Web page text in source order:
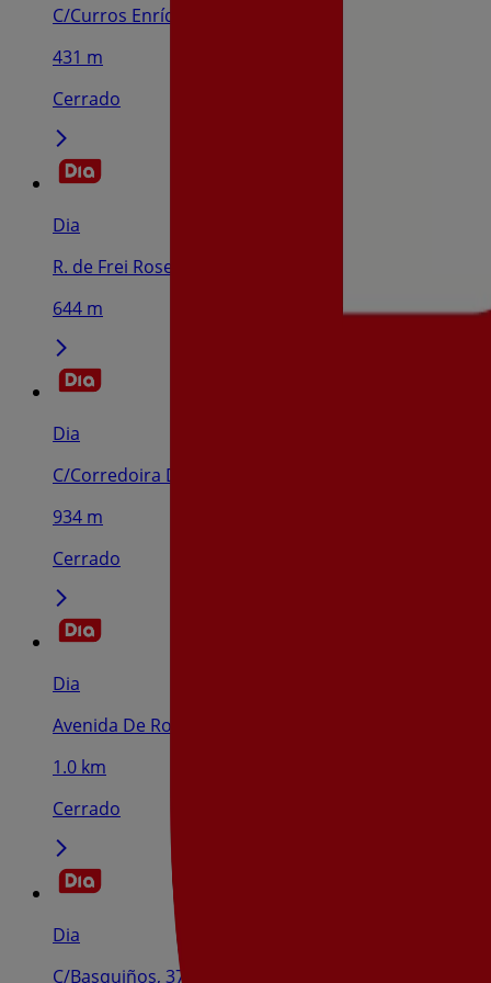
C/Curros Enríquez, 23, Santiago De Compostela
431 m
Cerrado
Dia
R. de Frei Rosendo Salvado, 10, Santiago de
644 m
Dia
C/Corredoira Das Fraguas, 1-3-5, Santiago De
934 m
Cerrado
Dia
Avenida De Rosalía De Castro, 136, Santiago De
1.0 km
Cerrado
Dia
C/Basquiños, 37, Santiago De Compostela